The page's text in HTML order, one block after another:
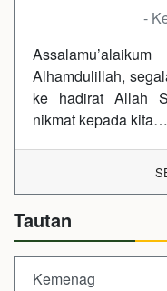
-
Alhamdulillah,
ke hadirat Allah
nikmat kepada kita…
Tautan
Kemenag